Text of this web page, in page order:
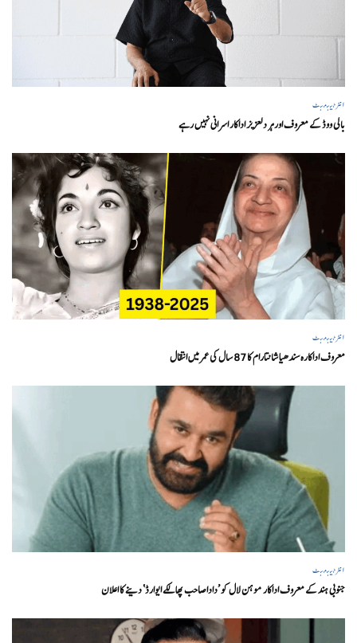
انٹرٹینمنٹ
بالی ووڈ کے معروف اور ہر دلعزیز اداکار اسرانی نہیں رہے
انٹرٹینمنٹ
معروف اداکارہ سندھیا شانتارام کا 87 سال کی عمر میں انتقال
انٹرٹینمنٹ
جنوبی ہند کے معروف اداکار موہن لال کو ’داداصاحب پھالکے ایوارڈ‘ دینے کا اعلان